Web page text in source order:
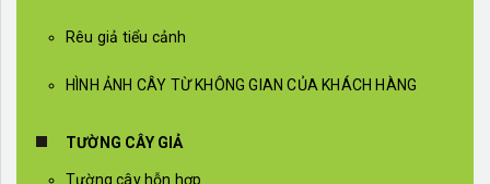
Rêu giả tiểu cảnh
HÌNH ẢNH CÂY TỪ KHÔNG GIAN CỦA KHÁCH HÀNG
TƯỜNG CÂY GIẢ
Tường cây hỗn hợp